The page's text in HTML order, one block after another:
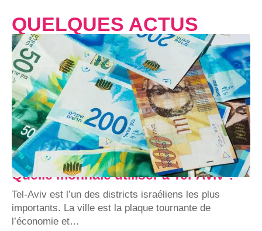
QUELQUES ACTUS
Quelle monnaie utiliser à Tel-Aviv ?
Tel-Aviv est l’un des districts israéliens les plus
importants. La ville est la plaque tournante de
l’économie et…